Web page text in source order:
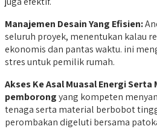
Manajemen Desain Yang Efisien:
seluruh proyek, menentukan kalau
ekonomis dan pantas waktu. ini
stres untuk pemilik rumah.
Akses Ke Asal Muasal Energi
pemborongyang kompeten
tenaga serta material berbobot
perombakan digeluti bersama